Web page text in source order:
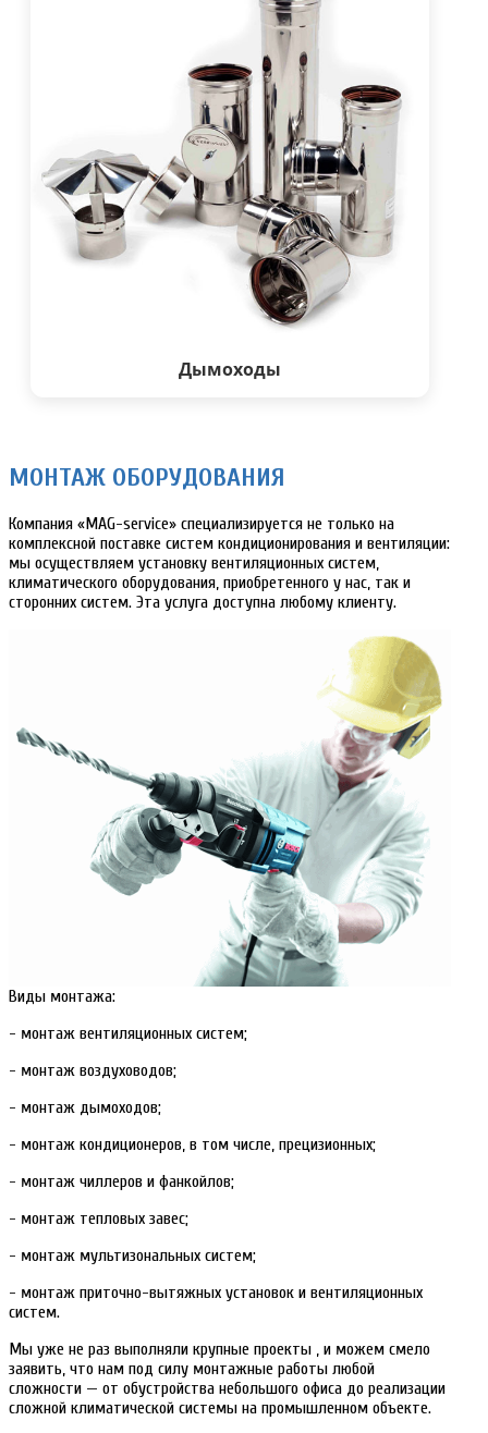
Дымоходы
МОНТАЖ ОБОРУДОВАНИЯ
Компания «MAG-service» специализируется не только на
комплексной поставке систем кондиционирования и вентиляции:
мы осуществляем установку вентиляционных систем,
климатического оборудования, приобретенного у нас, так и
сторонних систем. Эта услуга доступна любому клиенту.
Виды монтажа:
- монтаж вентиляционных систем;
- монтаж воздуховодов;
- монтаж дымоходов;
- монтаж кондиционеров, в том числе, прецизионных;
- монтаж чиллеров и фанкойлов;
- монтаж тепловых завес;
- монтаж мультизональных систем;
- монтаж приточно-вытяжных установок и вентиляционных
систем.
Мы уже не раз выполняли крупные проекты , и можем смело
заявить, что нам под силу монтажные работы любой
сложности — от обустройства небольшого офиса до реализации
сложной климатической системы на промышленном объекте.